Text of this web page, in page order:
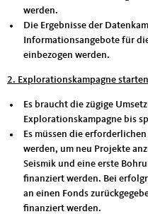
werden.
Die Ergebnisse der
Informationsangebote für
einbezogen werden.
2. Explorationskampagne
Es braucht die zügige
Explorationskampagne bis
Es müssen die
werden, um neu Projekte
Seismik und eine erste
finanziert werden. Bei
an einen Fonds
finanziert werden.